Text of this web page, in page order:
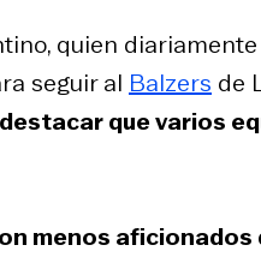
quien
seguir al Balzers de
que varios
menos aficionados